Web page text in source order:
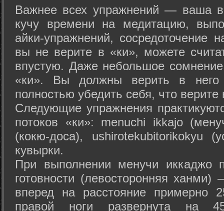
Важнее всех упражнений — ваша
кучу времени на медитацию,
айки-упражнений, сосредоточение
вы не верите в «ки», можете
впустую. Даже небольшое сомнение
«ки». Вы должны верить в
полностью убедить себя, что верите
Следующие упражнения
потоков «ки»: menuchi ikkajo
(кокю-доса), ushiro­tekubitori­kokyu
кувырки.
При выполнении менучи иккаджо
готовности (левосторонняя
вперед на расстояние примерно
правой ноги развернута на